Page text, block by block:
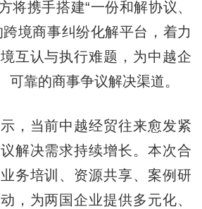
将携手搭建“一份和解协议、
境商事纠纷化解平台，着力
互认与执行难题，为中越企
可靠的商事争议解决渠道。
当前中越经贸往来愈发紧
解决需求持续增长。本次合
务培训、资源共享、案例研
，为两国企业提供多元化、